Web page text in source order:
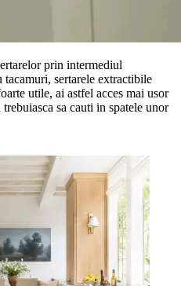
prin intermediul
tacamuri, sertarele extractibile
utile, ai astfel acces mai usor
sa cauti in spatele unor